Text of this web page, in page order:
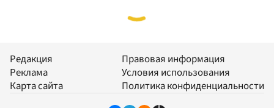
Редакция
Реклама
Карта сайта
Правовая информация
Условия использования
Политика конфиденциальности